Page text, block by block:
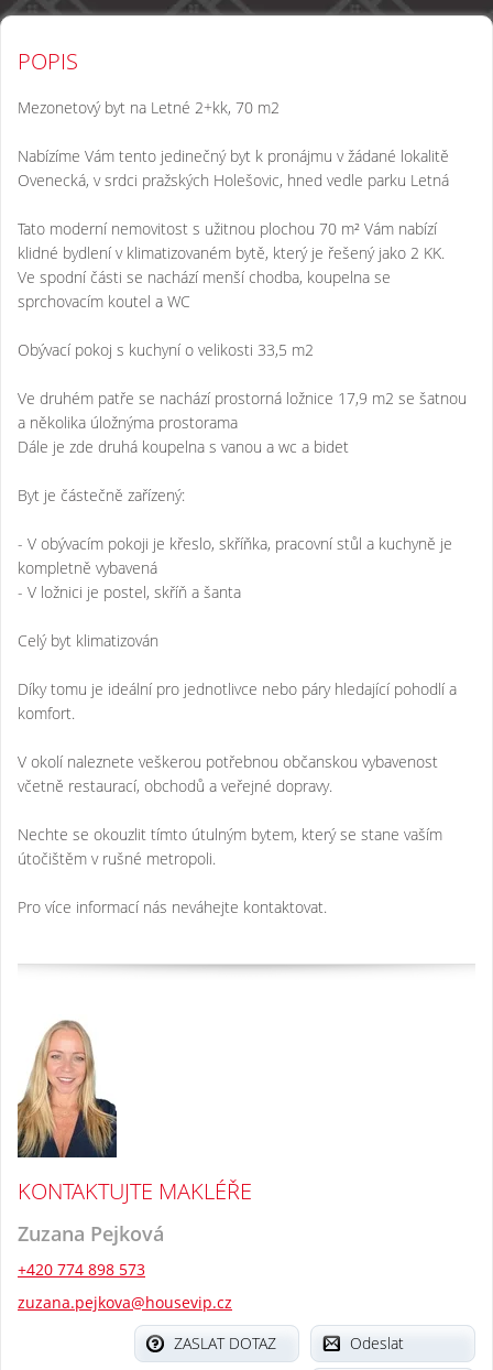
POPIS
Mezonetový byt na Letné 2+kk, 70 m2
Nabízíme Vám tento jedinečný byt k pronájmu v žádané lokalitě
Ovenecká, v srdci pražských Holešovic, hned vedle parku Letná
Tato moderní nemovitost s užitnou plochou 70 m² Vám nabízí
klidné bydlení v klimatizovaném bytě, který je řešený jako 2 KK.
Ve spodní části se nachází menší chodba, koupelna se
sprchovacím koutel a WC
Obývací pokoj s kuchyní o velikosti 33,5 m2
Ve druhém patře se nachází prostorná ložnice 17,9 m2 se šatnou
a několika úložnýma prostorama
Dále je zde druhá koupelna s vanou a wc a bidet
Byt je částečně zařízený:
- V obývacím pokoji je křeslo, skříňka, pracovní stůl a kuchyně je
kompletně vybavená
- V ložnici je postel, skříň a šanta
Celý byt klimatizován
Díky tomu je ideální pro jednotlivce nebo páry hledající pohodlí a
komfort.
V okolí naleznete veškerou potřebnou občanskou vybavenost
včetně restaurací, obchodů a veřejné dopravy.
Nechte se okouzlit tímto útulným bytem, který se stane vaším
útočištěm v rušné metropoli.
Pro více informací nás neváhejte kontaktovat.
KONTAKTUJTE MAKLÉŘE
Zuzana Pejková
+420 774 898 573
zuzana.pejkova@housevip.cz
Odeslat
ZASLAT DOTAZ